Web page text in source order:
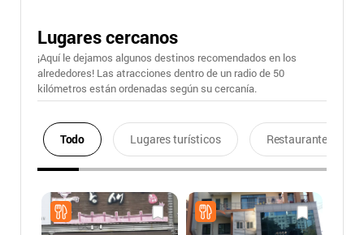
Lugares cercanos
¡Aquí le dejamos algunos destinos recomendados en los
alrededores! Las atracciones dentro de un radio de 50
kilómetros están ordenadas según su cercanía.
Todo Lugares turísticos Restaurantes